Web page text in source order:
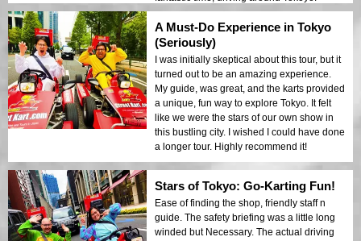
A Must-Do Experience in Tokyo
(Seriously)
I was initially skeptical about this tour, but it
turned out to be an amazing experience.
My guide, was great, and the karts provided
a unique, fun way to explore Tokyo. It felt
like we were the stars of our own show in
this bustling city. I wished I could have done
a longer tour. Highly recommend it!
Stars of Tokyo: Go-Karting Fun!
Ease of finding the shop, friendly staff n
guide. The safety briefing was a little long
winded but Necessary. The actual driving